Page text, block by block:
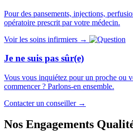
Pour des pansements, injections,
opératoire prescrit par votre médecin.
Voir les soins infirmiers →
Je ne suis pas sûr(e)
Vous vous inquiétez pour un proche ou
commencer ? Parlons-en ensemble.
Contacter un conseiller →
Nos Engagements